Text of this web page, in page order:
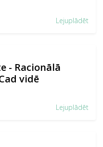
Lejuplādēt
- Racionālā
vidē
Lejuplādēt